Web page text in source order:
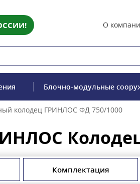
О
Блочно-модульные
колодец ГРИНЛОС ФД 750/1000
Комплектация